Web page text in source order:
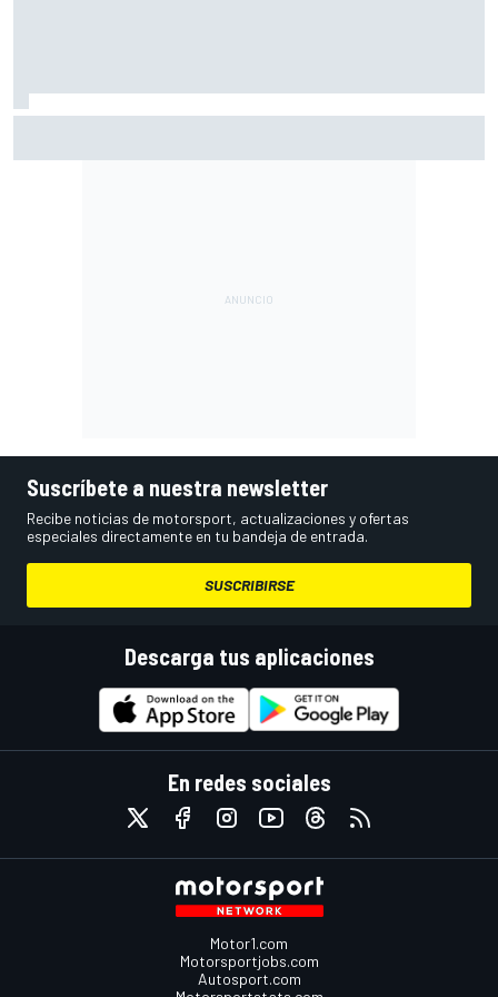
Suscríbete a nuestra newsletter
Recibe noticias de motorsport, actualizaciones y ofertas
especiales directamente en tu bandeja de entrada.
SUSCRIBIRSE
Descarga tus aplicaciones
En redes sociales
Motor1.com
Motorsportjobs.com
Autosport.com